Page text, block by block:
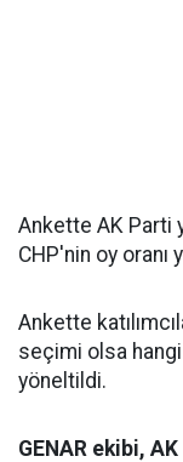
Ankette AK Parti
CHP'nin oy
Ankette
seçimi olsa
yöneltildi.
GENAR ekibi,